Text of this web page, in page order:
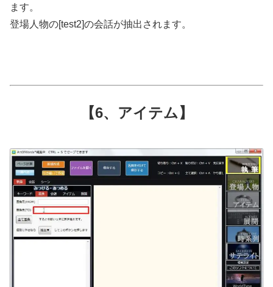
ます。
登場人物の[test2]の会話が抽出されます。
【6、アイテム】